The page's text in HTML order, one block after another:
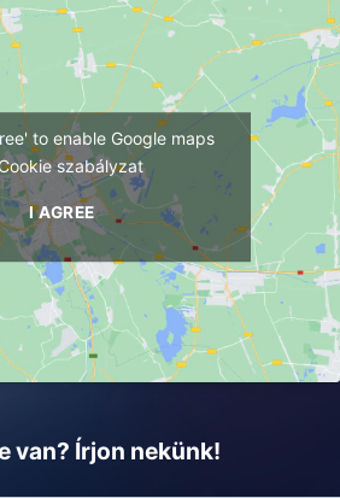
to enable Google maps
szabályzat
I AGREE
van? Írjon nekünk!